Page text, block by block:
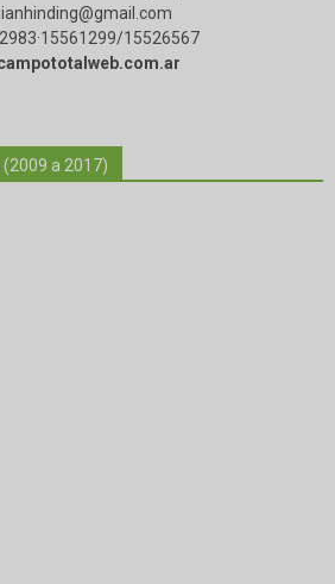
15526567
(2009 a 2017)